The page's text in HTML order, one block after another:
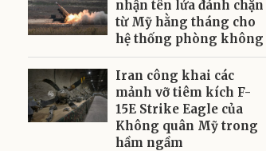
nhận tên lửa đánh chặn
từ Mỹ hằng tháng cho
hệ thống phòng không
Iran công khai các
mảnh vỡ tiêm kích F-
15E Strike Eagle của
Không quân Mỹ trong
hầm ngầm